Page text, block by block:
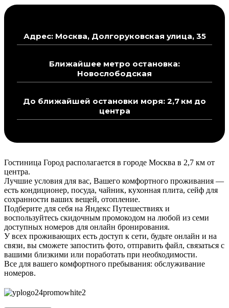
Адрес: Москва, Долгоруковская улица, 35
Ближайшее метро остановка:
Новослободская
До ближайшей остановки моря: 2,7 км до
центра
Гостиница Город располагается в городе Москва в 2,7 км от
центра.
Лучшие условия для вас, Вашего комфортного проживания —
есть кондиционер, посуда, чайник, кухонная плита, сейф для
сохранности ваших вещей, отопление.
Подберите для себя на Яндекс Путешествиях и
воспользуйтесь скидочным промокодом на любой из семи
доступных номеров для онлайн бронирования.
У всех проживающих есть доступ к сети, будьте онлайн и на
связи, вы сможете запостить фото, отправить файл, связаться с
вашими близкими или поработать при необходимости.
Все для вашего комфортного пребывания: обслуживание
номеров.